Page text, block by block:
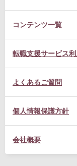
コンテンツ一覧
転職支援サービス
よくあるご質問
個人情報保護方針
会社概要